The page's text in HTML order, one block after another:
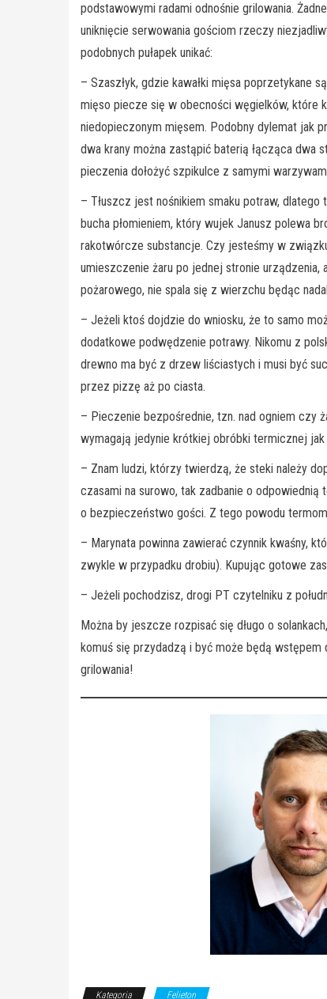
podstawowymi radami odnośnie grilowania.
uniknięcie serwowania gościom rzeczy
podobnych pułapek unikać:
– Szaszłyk, gdzie kawałki mięsa poprzetykane
mięso piecze się w obecności węgielków, które
niedopieczonym mięsem. Podobny dylemat jak
dwa krany można zastąpić baterią łącząca dwa
pieczenia dołożyć szpikulce z samymi
– Tłuszcz jest nośnikiem smaku potraw, dlatego
bucha płomieniem, który wujek Janusz polewa
rakotwórcze substancje. Czy jesteśmy w
umieszczenie żaru po jednej stronie
pożarowego, nie spala się z wierzchu będąc
– Jeżeli ktoś dojdzie do wniosku, że to samo
dodatkowe podwędzenie potrawy. Nikomu z
drewno ma być z drzew liściastych i musi być
przez pizzę aż po ciasta.
– Pieczenie bezpośrednie, tzn. nad ogniem czy
wymagają jedynie krótkiej obróbki termicznej
– Znam ludzi, którzy twierdzą, że steki należy
czasami na surowo, tak zadbanie o
o bezpieczeństwo gości. Z tego powodu
– Marynata powinna zawierać czynnik kwaśny,
zwykle w przypadku drobiu). Kupując gotowe
– Jeżeli pochodzisz, drogi PT czytelniku z
Można by jeszcze rozpisać się długo o
komuś się przydadzą i być może będą wstępem
grilowania!
Kategoria Felieton